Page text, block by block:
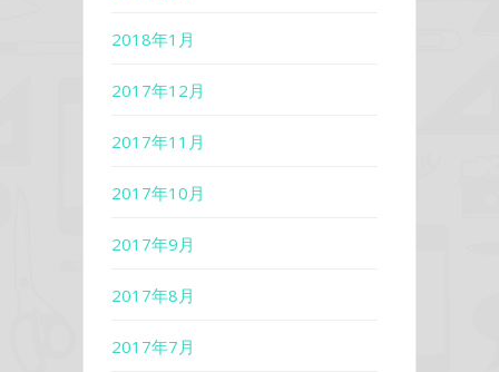
2018年1月
2017年12月
2017年11月
2017年10月
2017年9月
2017年8月
2017年7月